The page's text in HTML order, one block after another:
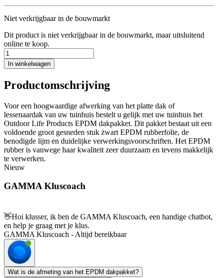
Niet verkrijgbaar in de bouwmarkt
Dit product is niet verkrijgbaar in de bouwmarkt, maar uitsluitend
online te koop.
In winkelwagen
Productomschrijving
Voor een hoogwaardige afwerking van het platte dak of
lessenaardak van uw tuinhuis bestelt u gelijk met uw tuinhuis het
Outdoor Life Products EPDM dakpakket. Dit pakket bestaat uit een
voldoende groot gesneden stuk zwart EPDM rubberfolie, de
benodigde lijm en duidelijke verwerkingsvoorschriften. Het EPDM
rubber is vanwege haar kwaliteit zeer duurzaam en tevens makkelijk
te verwerken.
Nieuw
GAMMA Kluscoach
👋Hoi klusser, ik ben de GAMMA Kluscoach, een handige chatbot,
en help je graag met je klus.
GAMMA Kluscoach - Altijd bereikbaar
Wat is de afmeting van het EPDM dakpakket?